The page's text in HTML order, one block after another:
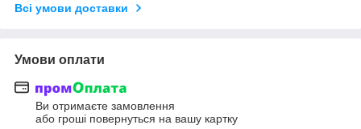
Всі умови доставки
Умови оплати
Ви отримаєте замовлення
або гроші повернуться на вашу картку